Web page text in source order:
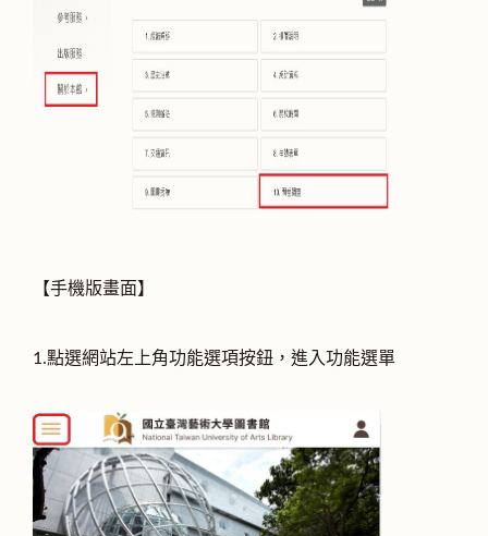
【手機版畫面】
1.點選網站左上角功能選項按鈕，進入功能選單